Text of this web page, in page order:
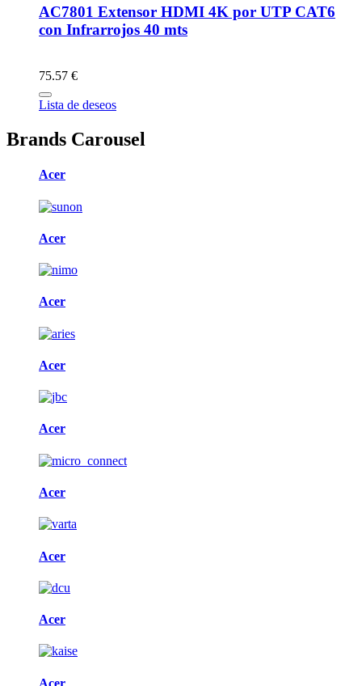
AC7801 Extensor HDMI 4K por UTP CAT6
con Infrarrojos 40 mts
75.57 €
Lista de deseos
Brands Carousel
Acer
Acer
Acer
Acer
Acer
Acer
Acer
Acer
Acer